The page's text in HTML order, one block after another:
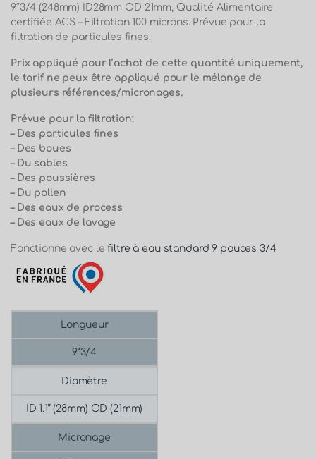
9″3/4 (248mm) ID28mm OD 21mm, Qualité Alimentaire
certifiée ACS – Filtration 100 microns. Prévue pour la
filtration de particules fines.
Prix appliqué pour l’achat de cette quantité uniquement,
le tarif ne peux être appliqué pour le mélange de
plusieurs références/micronages.
Prévue pour la filtration:
– Des particules fines
– Des boues
– Du sables
– Des poussières
– Du pollen
– Des eaux de process
– Des eaux de lavage
Fonctionne avec lefiltre à eau standard 9 pouces 3/4
Longueur
9”3/4
Diamètre
ID 1.1’’ (28mm) OD (21mm)
Micronage